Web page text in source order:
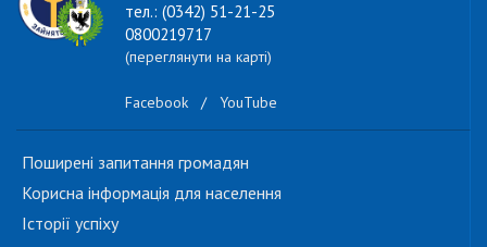
тел.: (0342) 51-21-25
0800219717
(переглянути на карті)
Facebook / YouTube
Поширені запитання громадян
Корисна інформація для населення
Історії успіху